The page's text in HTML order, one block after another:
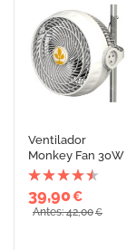
Ventilador
Monkey Fan 30W
39,90€
Antes: 42,00€